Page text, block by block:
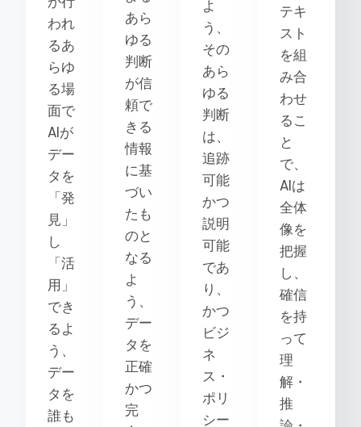
われ
るあ
らゆ
る場
面で
AIが
デー
タを
「発
見」
し
「活
用」
でき
るよ
う、
デー
タを
誰も
あら
ゆる
判断
が信
頼で
きる
情報
に基
づい
たも
のと
なる
よ
う、
デー
タを
正確
かつ
完
よ
う、
その
あら
ゆる
判断
は、
追跡
可能
かつ
説明
可能
であ
り、
かつ
ビジ
ネ
ス・
ポリ
シー
テキ
スト
を組
み合
わせ
るこ
と
で、
AIは
全体
像を
把握
し、
確信
を持
って
理
解・
推